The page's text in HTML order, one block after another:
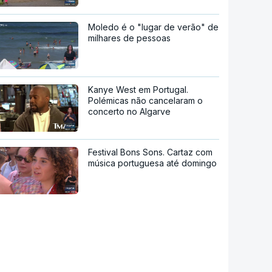
Moledo é o "lugar de verão" de
milhares de pessoas
Kanye West em Portugal.
Polémicas não cancelaram o
concerto no Algarve
Festival Bons Sons. Cartaz com
música portuguesa até domingo